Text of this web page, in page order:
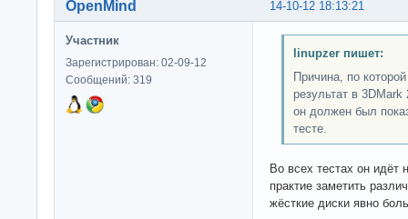
14-10-12 18:13:21
OpenMind
Участник
Зарегистрирован: 02-09-12
Сообщений: 319
linupzer пишет:
Причина, по
результат в
он должен был
тесте.
Во всех тестах он идёт
практие заметить
жёсткие диски явно